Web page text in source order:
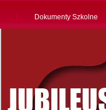
Dokumenty Szkolne